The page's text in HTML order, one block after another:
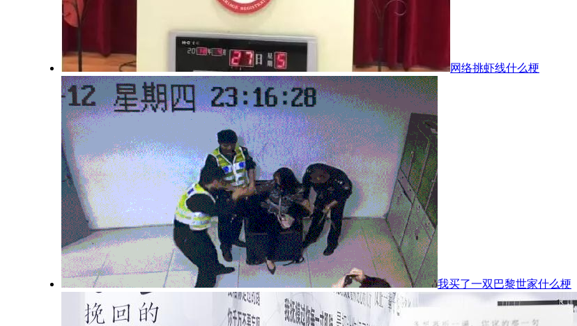
网络挑虾线什么梗
我买了一双巴黎世家什么梗